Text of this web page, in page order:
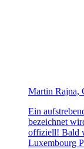
Martin Rajna,
Ein
bezeichnet
offiziell! Bald
Luxembourg